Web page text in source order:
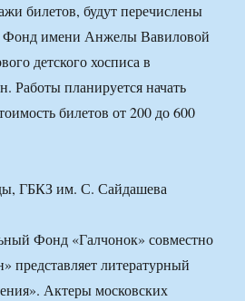
билетов, будут перечислены
Фонд имени Анжелы Вавиловой
детского хосписа в
Работы планируется начать
билетов от 200 до 600
ГБКЗ им. С. Сайдашева
Фонд «Галчонок» совместно
представляет литературный
Актеры московских